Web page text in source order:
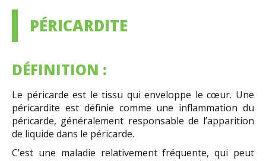
PÉRICARDITE
DÉFINITION :
Le péricarde est le tissu qui enveloppe le cœur. Une
péricardite est définie comme une inflammation du
péricarde, généralement responsable de l’apparition
de liquide dans le péricarde.
C’est une maladie relativement fréquente, qui peut